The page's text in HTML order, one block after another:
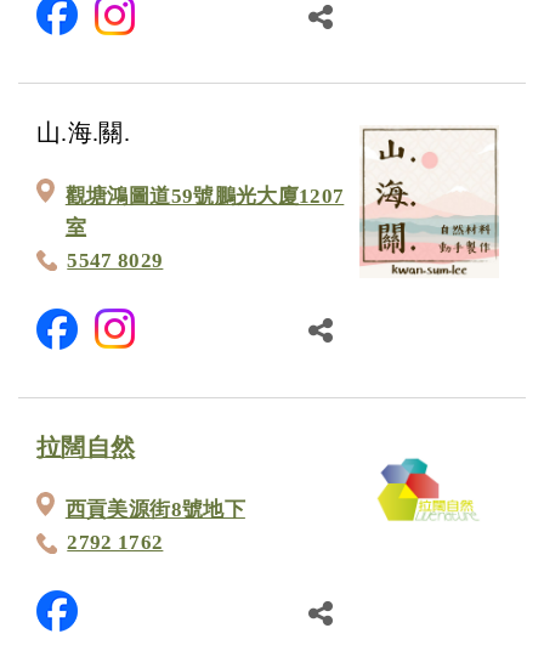
山.海.關.
觀塘鴻圖道59號鵬光大廈1207
室
5547 8029
拉闊自然
西貢美源街8號地下
2792 1762